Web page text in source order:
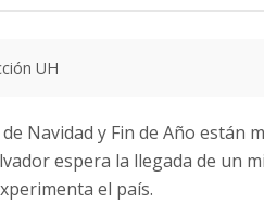
UH
Navidad y Fin de Año están
espera la llegada de un
el país.